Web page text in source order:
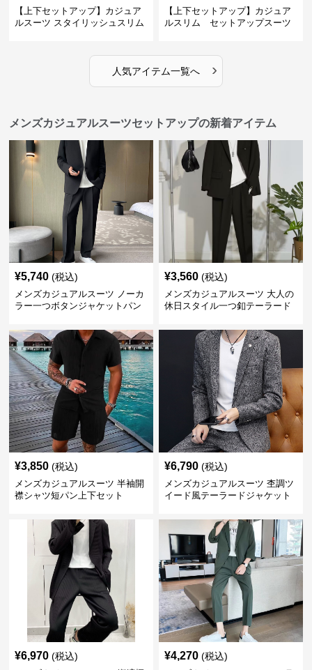
【上下セットアップ】カジュア
ルスーツ スタイリッシュスリム
【上下セットアップ】カジュア
ルスリム セットアップスーツ
人気アイテム一覧へ ›
メンズカジュアルスーツセットアップの新着アイテム
¥5,740 (税込)
メンズカジュアルスーツ ノーカ
ラー一つボタンジャケットパン
¥3,560 (税込)
メンズカジュアルスーツ 大人の
休日スタイル一つ釦テーラード
¥3,850 (税込)
メンズカジュアルスーツ 半袖開
襟シャツ短パン上下セット
¥6,790 (税込)
メンズカジュアルスーツ 杢調ツ
イード風テーラードジャケット
¥6,970 (税込) ¥4,270 (税込)